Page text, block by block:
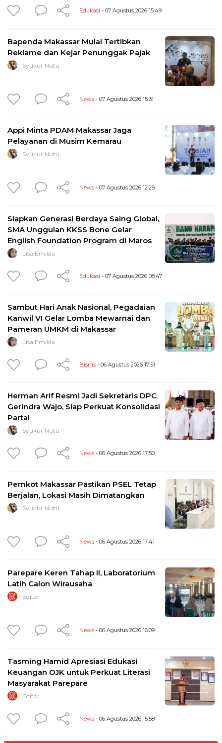
Edukasi - 07 Agustus 2026 15:49
Bapenda Makassar Mulai Tertibkan
Reklame dan Kejar Penunggak Pajak
Syukur Nutu
News - 07 Agustus 2026 15:31
Appi Minta PDAM Makassar Jaga
Pelayanan di Musim Kemarau
Syukur Nutu
News - 07 Agustus 2026 12:29
Siapkan Generasi Berdaya Saing Global,
SMA Unggulan KKSS Bone Gelar
English Foundation Program di Maros
Lisa Emilda
Edukasi - 07 Agustus 2026 08:47
Sambut Hari Anak Nasional, Pegadaian
Kanwil VI Gelar Lomba Mewarnai dan
Pameran UMKM di Makassar
Lisa Emilda
Bisnis - 06 Agustus 2026 17:51
Herman Arif Resmi Jadi Sekretaris DPC
Gerindra Wajo, Siap Perkuat Konsolidasi
Partai
Syukur Nutu
News - 06 Agustus 2026 17:50
Pemkot Makassar Pastikan PSEL Tetap
Berjalan, Lokasi Masih Dimatangkan
Syukur Nutu
News - 06 Agustus 2026 17:41
Parepare Keren Tahap II, Laboratorium
Latih Calon Wirausaha
Editor
News - 06 Agustus 2026 16:09
Tasming Hamid Apresiasi Edukasi
Keuangan OJK untuk Perkuat Literasi
Masyarakat Parepare
Editor
News - 06 Agustus 2026 15:58